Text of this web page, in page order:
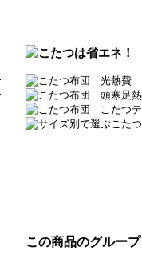
この商品のグループ